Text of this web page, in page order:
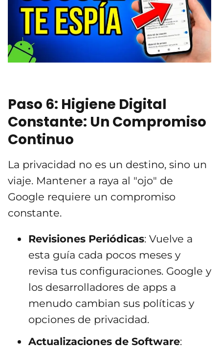
Paso 6: Higiene Digital
Constante: Un Compromiso
Continuo
La privacidad no es un destino, sino un
viaje. Mantener a raya al "ojo" de
Google requiere un compromiso
constante.
Revisiones Periódicas: Vuelve a
esta guía cada pocos meses y
revisa tus configuraciones. Google y
los desarrolladores de apps a
menudo cambian sus políticas y
opciones de privacidad.
Actualizaciones de Software: